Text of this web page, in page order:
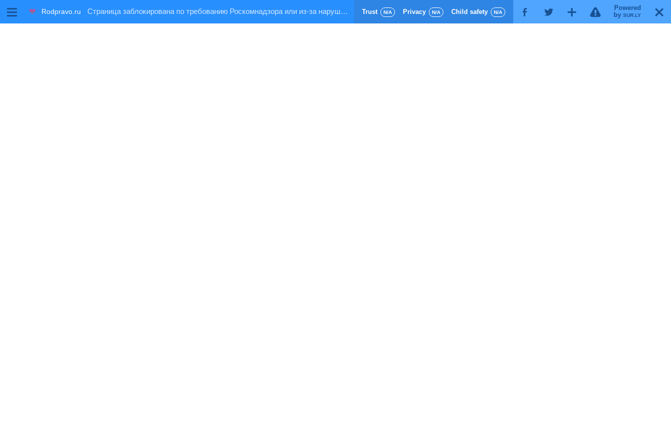
M Rodpravo.ru X
Powered
by SUR.LY
!
G
T
F
Trust N/A Privacy N/A Child safety N/A
Страница заблокирована по требованию Роскомнадзора или из-за нарушения правил хостинга!